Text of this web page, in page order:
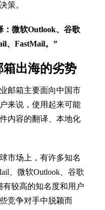
策。
：微软Outlook、谷歌
、FastMail。”
出海的劣势
邮箱主要面向中国市
来说，使用起来可能
内容的翻译、本地化
市场上，有许多知名
、微软Outlook、谷歌
有较高的知名度和用户
竞争对手中脱颖而